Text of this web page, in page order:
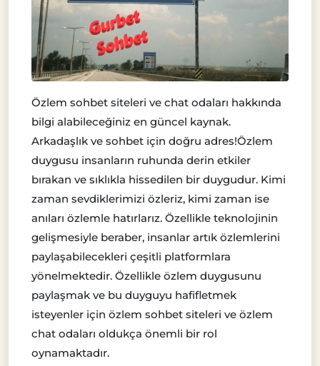
Özlem sohbet siteleri ve chat odaları hakkında
bilgi alabileceğiniz en güncel kaynak.
Arkadaşlık ve sohbet için doğru adres!Özlem
duygusu insanların ruhunda derin etkiler
bırakan ve sıklıkla hissedilen bir duygudur. Kimi
zaman sevdiklerimizi özleriz, kimi zaman ise
anıları özlemle hatırlarız. Özellikle teknolojinin
gelişmesiyle beraber, insanlar artık özlemlerini
paylaşabilecekleri çeşitli platformlara
yönelmektedir. Özellikle özlem duygusunu
paylaşmak ve bu duyguyu hafifletmek
isteyenler için özlem sohbet siteleri ve özlem
chat odaları oldukça önemli bir rol
oynamaktadır.